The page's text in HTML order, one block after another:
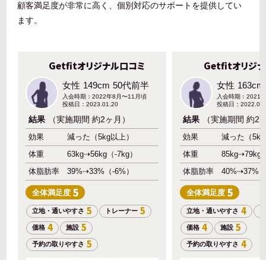
顧客満足度が非常に高く、個別対応のサポートを提供してい
ます。
Getfitオリジナル口コミ
女性 149cm 50代前半
入会時期：2022年8月〜11月頃
投稿日：2023.01.20
結果 （実施期間 約2ヶ月）
効果
減った（5kg以上）
体重
63kg⇢56kg（-7kg）
体脂肪率
39%⇢33%（-6%）
全体満足度 5
立地・通いやすさ 5 トレーナー 5
価格 4 施設 5
予約の取りやすさ 5
Getfitオリジナ
女性 163cm
入会時期：2021
投稿日：
結果 （実施期間 約2
効果
減った（
体重
85kg⇢79kg
体脂肪率
40%⇢37%
全体満足度 5
立地・通いやすさ 4
価格 4 施設 5
予約の取りやすさ 4